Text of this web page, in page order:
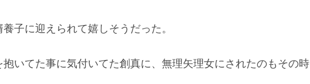
子に迎えられて嬉しそうだった。
いてた事に気付いてた創真に、無理矢理女にされたのもその時